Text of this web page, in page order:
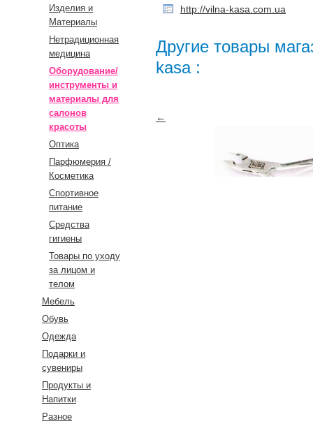
Изделия и
Материалы
Нетрадиционная
медицина
Оборудование/
инструменты и
материалы для
салонов
красоты
Оптика
Парфюмерия /
Косметика
Спортивное
питание
Средства
гигиены
Товары по уходу
за лицом и
телом
Мебель
Обувь
Одежда
Подарки и
сувениры
Продукты и
Напитки
Разное
http://vilna-kasa.com.ua
Другие товары
kasa :
←